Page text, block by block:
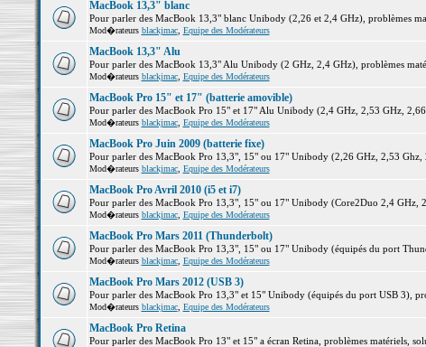
MacBook 13,3" blanc
Pour parler des MacBook 13,3" blanc Unibody (2,26 et 2,4 GHz), problèmes
Mod�rateurs blackjmac, Equipe des Modérateurs
MacBook 13,3" Alu
Pour parler des MacBook 13,3" Alu Unibody (2 GHz, 2,4 GHz), problèmes
Mod�rateurs blackjmac, Equipe des Modérateurs
MacBook Pro 15" et 17" (batterie amovible)
Pour parler des MacBook Pro 15" et 17" Alu Unibody (2,4 GHz, 2,53 GHz,
Mod�rateurs blackjmac, Equipe des Modérateurs
MacBook Pro Juin 2009 (batterie fixe)
Pour parler des MacBook Pro 13,3", 15" ou 17" Unibody (2,26 GHz, 2,53 Ghz,
Mod�rateurs blackjmac, Equipe des Modérateurs
MacBook Pro Avril 2010 (i5 et i7)
Pour parler des MacBook Pro 13,3", 15" ou 17" Unibody (Core2Duo 2,4 GHz,
Mod�rateurs blackjmac, Equipe des Modérateurs
MacBook Pro Mars 2011 (Thunderbolt)
Pour parler des MacBook Pro 13,3", 15" ou 17" Unibody (équipés du port
Mod�rateurs blackjmac, Equipe des Modérateurs
MacBook Pro Mars 2012 (USB 3)
Pour parler des MacBook Pro 13,3" et 15" Unibody (équipés du port USB 3),
Mod�rateurs blackjmac, Equipe des Modérateurs
MacBook Pro Retina
Pour parler des MacBook Pro 13" et 15" a écran Retina, problèmes matériels,